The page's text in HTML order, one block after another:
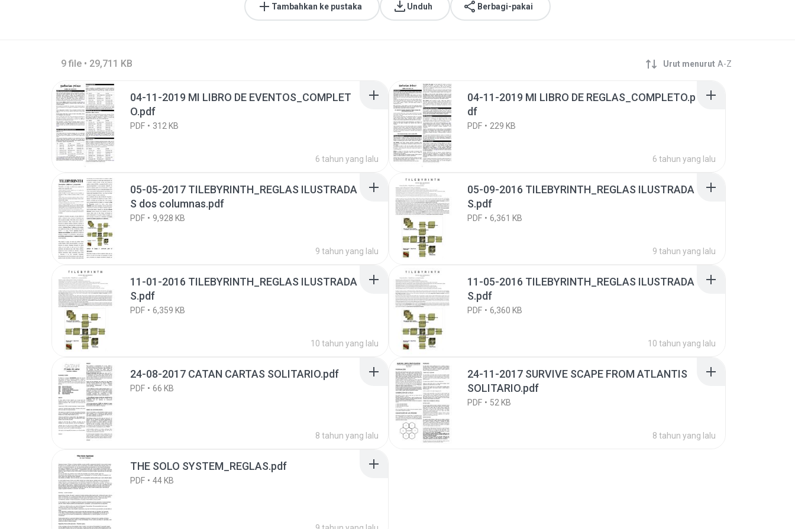
Tambahkan ke pustaka Unduh Berbagi-pakai
9 file • 29,711 KB Urut menurut A-Z
04-11-2019 MI LIBRO DE EVENTOS_COMPLET
O.pdf
PDF 312 KB
6 tahun yang lalu
04-11-2019 MI LIBRO DE REGLAS_COMPLETO.p
df
PDF 229 KB
6 tahun yang lalu
05-05-2017 TILEBYRINTH_REGLAS ILUSTRADA
S dos columnas.pdf
PDF 9,928 KB
9 tahun yang lalu
05-09-2016 TILEBYRINTH_REGLAS ILUSTRADA
S.pdf
PDF 6,361 KB
9 tahun yang lalu
11-01-2016 TILEBYRINTH_REGLAS ILUSTRADA
S.pdf
PDF 6,359 KB
10 tahun yang lalu
11-05-2016 TILEBYRINTH_REGLAS ILUSTRADA
S.pdf
PDF 6,360 KB
10 tahun yang lalu
24-08-2017 CATAN CARTAS SOLITARIO.pdf
PDF 66 KB
8 tahun yang lalu
24-11-2017 SURVIVE SCAPE FROM ATLANTIS
SOLITARIO.pdf
PDF 52 KB
8 tahun yang lalu
THE SOLO SYSTEM_REGLAS.pdf
PDF 44 KB